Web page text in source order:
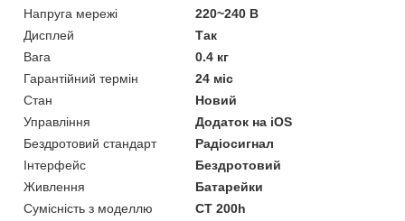
Напруга мережі
220~240 В
Дисплей
Так
Вага
0.4 кг
Гарантійний термін
24 міс
Стан
Новий
Управління
Додаток на iOS
Бездротовий стандарт
Радіосигнал
Інтерфейс
Бездротовий
Живлення
Батарейки
Сумісність з моделлю
CT 200h